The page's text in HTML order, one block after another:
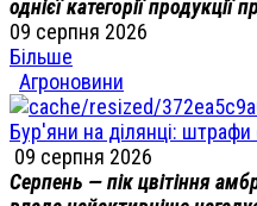
однієї категорії
09 серпня 2026
Більше
Агроновини
Бур'яни на ділянці:
09 серпня 2026
Серпень — пік цвітіння